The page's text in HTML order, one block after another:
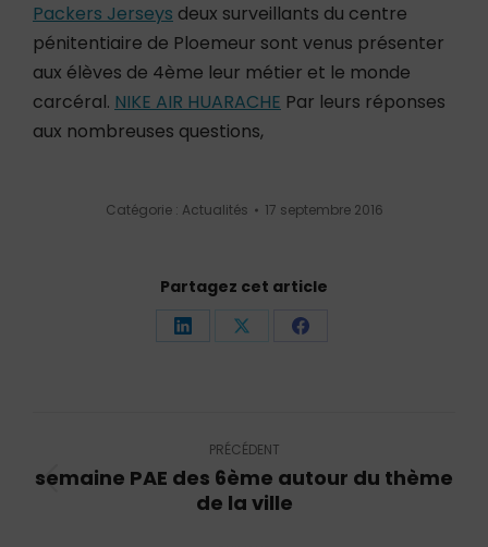
Packers Jerseys deux surveillants du centre
pénitentiaire de Ploemeur sont venus présenter
aux élèves de 4ème leur métier et le monde
carcéral. NIKE AIR HUARACHE Par leurs réponses
aux nombreuses questions,
Catégorie : Actualités 17 septembre 2016
Partagez cet article
PartagerPartagerPartager
PRÉCÉDENT
Article
semaine PAE des 6ème autour du thème
de la ville